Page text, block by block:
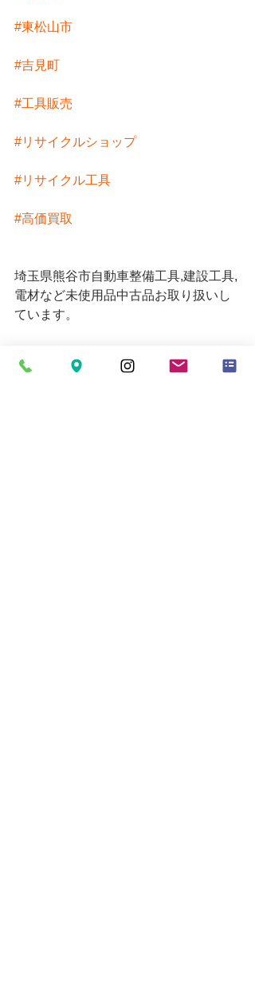
#東松山市
#吉見町
#工具販売
#リサイクルショップ
#リサイクル工具
#高価買取
埼玉県熊谷市自動車整備工具,建設工具,
電材など未使用品中古品お取り扱いし
ています。